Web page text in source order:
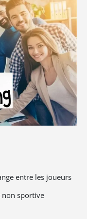
entre les joueurs
non sportive